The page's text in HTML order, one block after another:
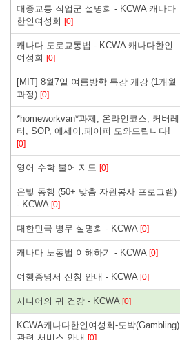
대중교통 직업군 설명회 - KCWA 캐나다
한인여성회 [0]
캐나다 도로교통법 - KCWA 캐나다한인
여성회 [0]
[MIT] 8월7일 여름방학 특강 개강 (1개월
과정) [0]
*homeworkvan*과제, 온라인코스, 커버레
터, SOP, 에세이,페이퍼 도와드립니다!
[0]
영어 수학 불어 지도 [0]
은빛 동행 (50+ 맞춤 자원봉사 프로그램)
- KCWA [0]
대한민국 병무 설명회 - KCWA [0]
캐나다 노동법 이해하기 - KCWA [0]
여행증명서 신청 안내 - KCWA [0]
시니어의 귀 건강 - KCWA [0]
KCWA캐나다한인여성회-도박(Gambling)
관련 서비스 안내 [0]